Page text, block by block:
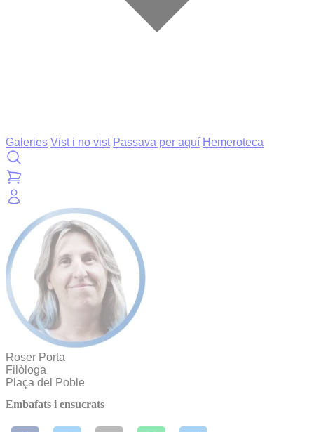
Galeries Vist i no vist Passava per aquí Hemeroteca
Roser Porta
Filòloga
Plaça del Poble
Embafats i ensucrats